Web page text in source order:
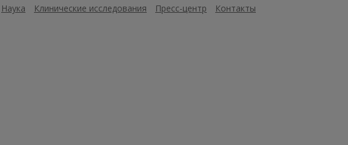
Наука Клинические исследования Пресс-центр
Контакты